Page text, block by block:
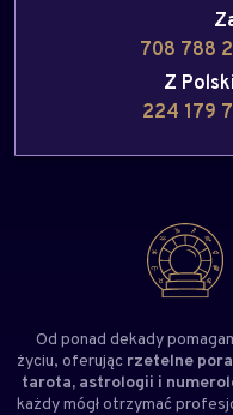
708 788
Z
224 179
Od ponad dekady
życiu, oferując rzetelne
tarota, astrologii i
każdy mógł otrzymać